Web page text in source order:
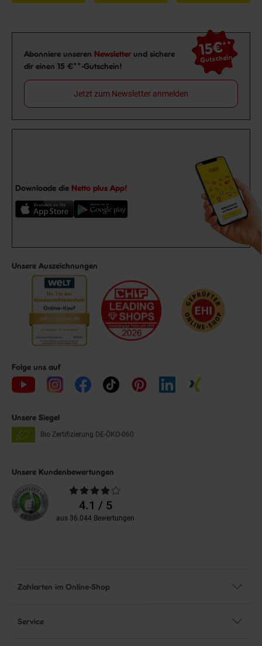
Newsletter Anmeldung
Abonniere unseren Newsletter und sichere
dir einen 15 €**-Gutschein!
15€**
Gutschein
Jetzt zum Newsletter anmelden
Downloade die Netto plus App!
Unsere Auszeichnungen
Folge uns auf
Unsere Siegel
Bio Zertifizierung DE-ÖKO-060
Unsere Kundenbewertungen
Durchschnittliche
Bewertungen4.1 / 5
aus 36.044 Bewertungen
Zahlarten im Online-Shop
Service